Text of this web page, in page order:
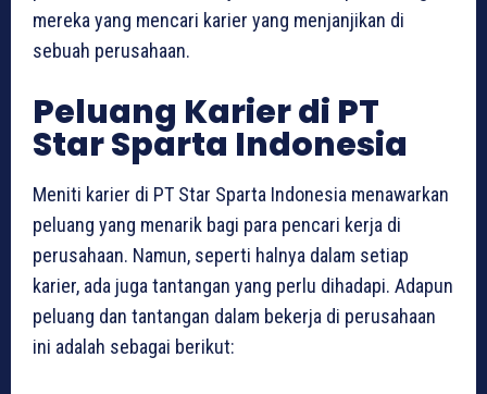
mereka yang mencari karier yang menjanjikan di
sebuah perusahaan.
Peluang Karier di PT
Star Sparta Indonesia
Meniti karier di PT Star Sparta Indonesia menawarkan
peluang yang menarik bagi para pencari kerja di
perusahaan. Namun, seperti halnya dalam setiap
karier, ada juga tantangan yang perlu dihadapi. Adapun
peluang dan tantangan dalam bekerja di perusahaan
ini adalah sebagai berikut: